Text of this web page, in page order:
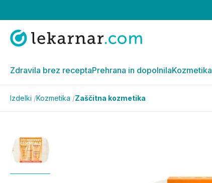
Zdravila brez receptaPrehrana in dopolnilaKozmetika
Izdelki /Kozmetika /Zaščitna kozmetika